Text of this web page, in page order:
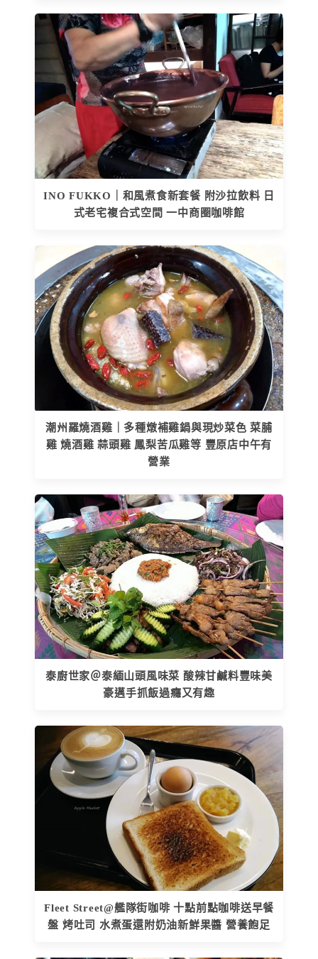
INO FUKKO｜和風煮食新套餐 附沙拉飲料 日
式老宅複合式空間 一中商圈咖啡館
潮州羅燒酒雞｜多種燉補雞鍋與現炒菜色 菜脯
雞 燒酒雞 蒜頭雞 鳳梨苦瓜雞等 豐原店中午有
營業
泰廚世家＠泰緬山頭風味菜 酸辣甘鹹料豐味美
豪邁手抓飯過癮又有趣
Fleet Street@艦隊街咖啡 十點前點咖啡送早餐
盤 烤吐司 水煮蛋還附奶油新鮮果醬 營養飽足